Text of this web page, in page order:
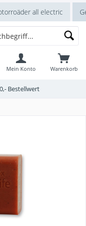
all electric
Bestellwert
Warenkorb
Mein Konto